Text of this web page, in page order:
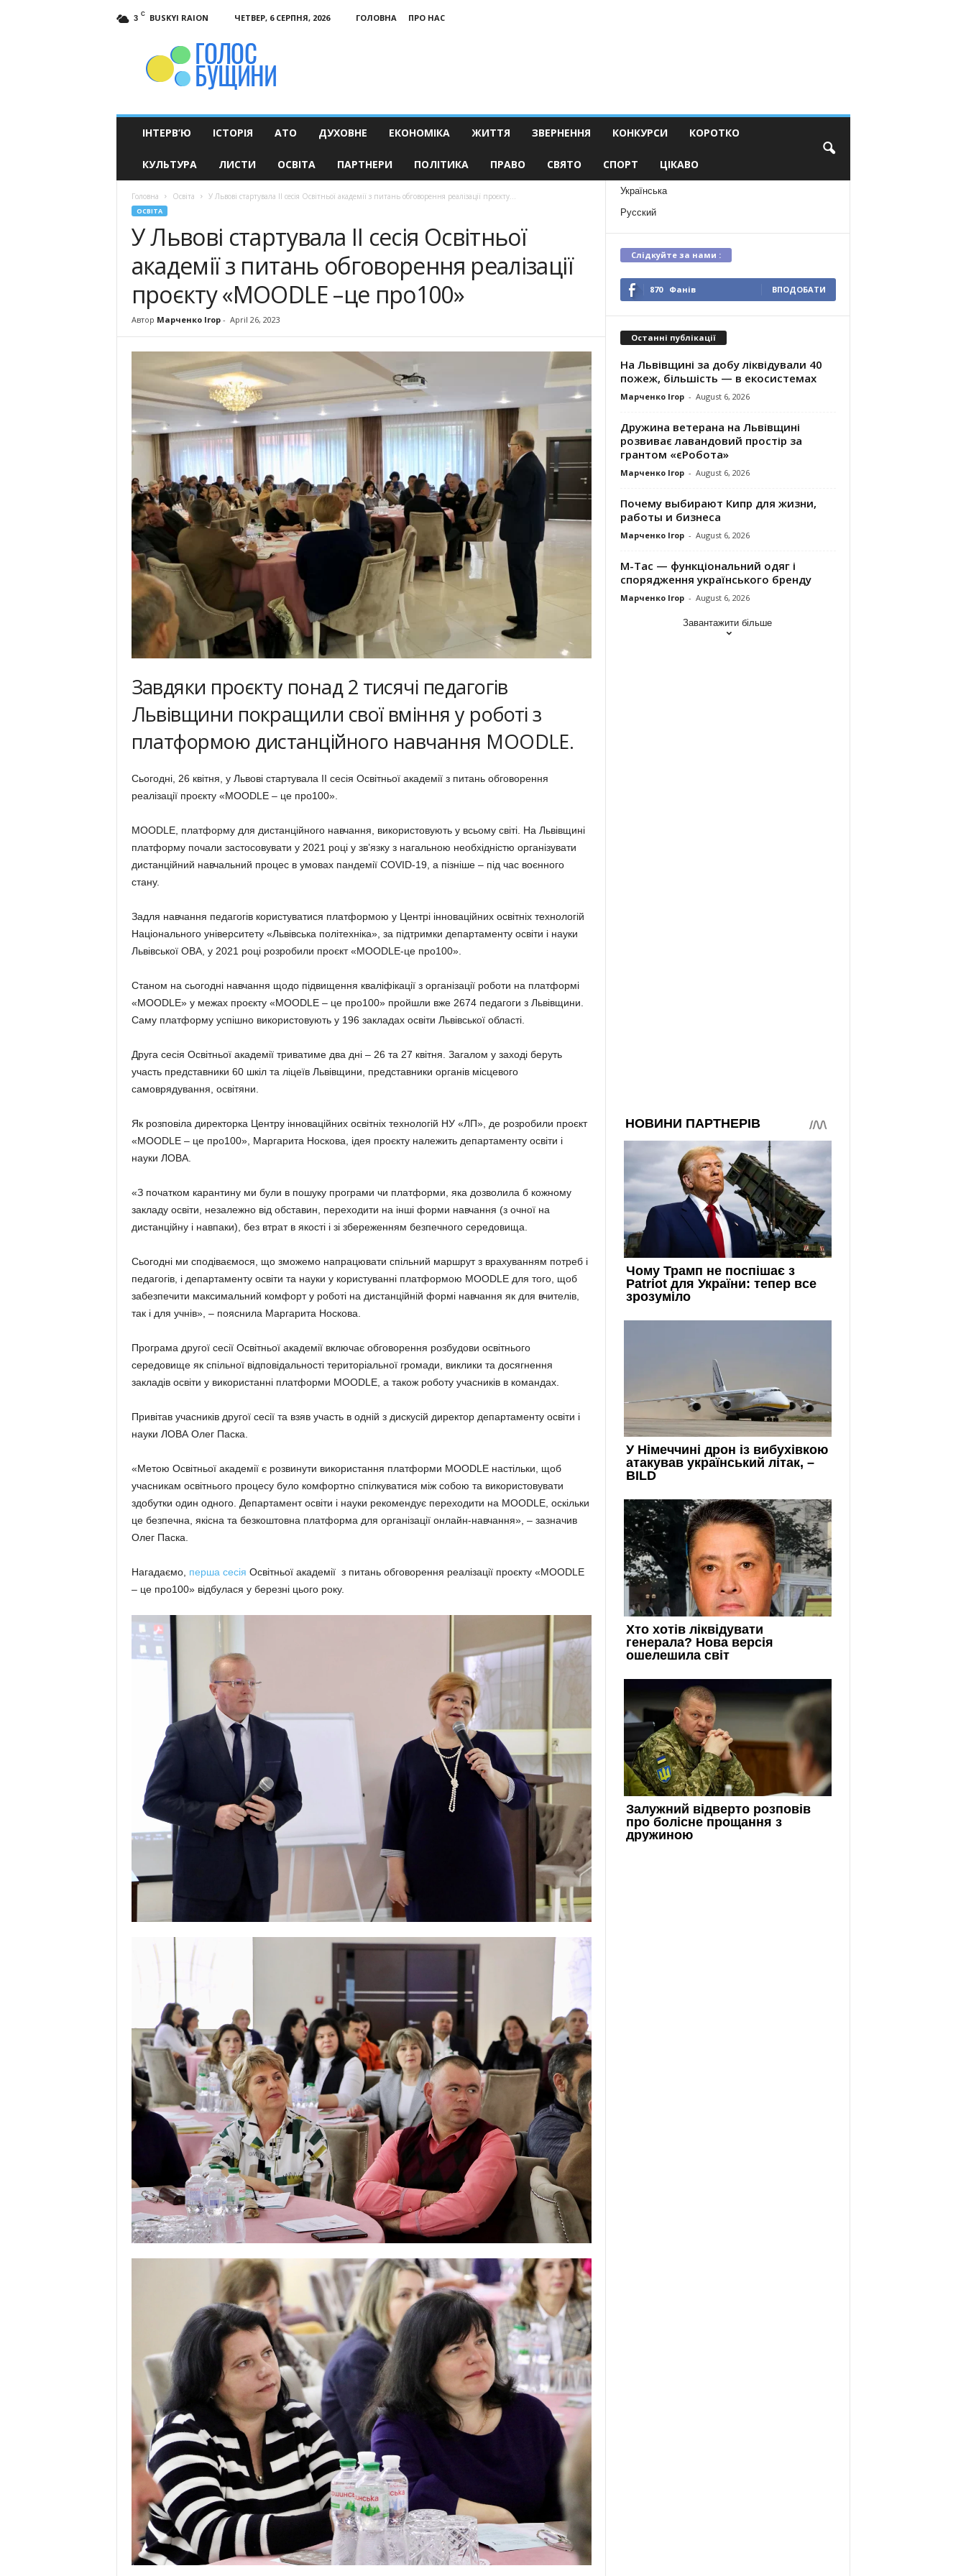
3 C BUSKYI RAION ЧЕТВЕР, 6 СЕРПНЯ, 2026 ГОЛОВНА
ПРО НАС
ІНТЕРВ’Ю ІСТОРІЯ АТО ДУХОВНЕ ЕКОНОМІКА ЖИТТЯ ЗВЕРНЕННЯ КОНКУРСИ КОРОТКО
КУЛЬТУРА ЛИСТИ ОСВІТА ПАРТНЕРИ ПОЛІТИКА ПРАВО СВЯТО СПОРТ ЦІКАВО
Головна Освіта У Львові стартувала ІІ сесія Освітньої академії з питань обговорення реалізації проєкту...
ОСВІТА
У Львові стартувала ІІ сесія Освітньої
академії з питань обговорення реалізації
проєкту «MOODLE –це про100»
Автор Марченко Ігор- April 26, 2023
Завдяки проєкту понад 2 тисячі педагогів
Львівщини покращили свої вміння у роботі з
платформою дистанційного навчання MOODLE.
Сьогодні, 26 квітня, у Львові стартувала ІІ сесія Освітньої академії з питань обговорення
реалізації проєкту «MOODLE – це про100».
MOODLE, платформу для дистанційного навчання, використовують у всьому світі. На Львівщині
платформу почали застосовувати у 2021 році у зв’язку з нагальною необхідністю організувати
дистанційний навчальний процес в умовах пандемії COVID-19, а пізніше – під час воєнного
стану.
Задля навчання педагогів користуватися платформою у Центрі інноваційних освітніх технологій
Національного університету «Львівська політехніка», за підтримки департаменту освіти і науки
Львівської ОВА, у 2021 році розробили проєкт «MOODLE-це про100».
Станом на сьогодні навчання щодо підвищення кваліфікації з організації роботи на платформі
«MOODLE» у межах проєкту «MOODLE – це про100» пройшли вже 2674 педагоги з Львівщини.
Саму платформу успішно використовують у 196 закладах освіти Львівської області.
Друга сесія Освітньої академії триватиме два дні – 26 та 27 квітня. Загалом у заході беруть
участь представники 60 шкіл та ліцеїв Львівщини, представники органів місцевого
самоврядування, освітяни.
Як розповіла директорка Центру інноваційних освітніх технологій НУ «ЛП», де розробили проєкт
«MOODLE – це про100», Маргарита Носкова, ідея проєкту належить департаменту освіти і
науки ЛОВА.
«З початком карантину ми були в пошуку програми чи платформи, яка дозволила б кожному
закладу освіти, незалежно від обставин, переходити на інші форми навчання (з очної на
дистанційну і навпаки), без втрат в якості і зі збереженням безпечного середовища.
Сьогодні ми сподіваємося, що зможемо напрацювати спільний маршрут з врахуванням потреб і
педагогів, і департаменту освіти та науки у користуванні платформою MOODLE для того, щоб
забезпечити максимальний комфорт у роботі на дистанційній формі навчання як для вчителів,
так і для учнів», – пояснила Маргарита Носкова.
Програма другої сесії Освітньої академії включає обговорення розбудови освітнього
середовище як спільної відповідальності територіальної громади, виклики та досягнення
закладів освіти у використанні платформи MOODLE, а також роботу учасників в командах.
Привітав учасників другої сесії та взяв участь в одній з дискусій директор департаменту освіти і
науки ЛОВА Олег Паска.
«Метою Освітньої академії є розвинути використання платформи MOODLE настільки, щоб
учасникам освітнього процесу було комфортно спілкуватися між собою та використовувати
здобутки один одного. Департамент освіти і науки рекомендує переходити на MOODLE, оскільки
це безпечна, якісна та безкоштовна платформа для організації онлайн-навчання», – зазначив
Олег Паска.
Нагадаємо, перша сесія Освітньої академії з питань обговорення реалізації проєкту «MOODLE
– це про100» відбулася у березні цього року.
Українська
Русский
Слідкуйте за нами :
870 Фанів ВПОДОБАТИ
Останні публікації
На Львівщині за добу ліквідували 40
пожеж, більшість — в екосистемах
Марченко Ігор - August 6, 2026
Дружина ветерана на Львівщині
розвиває лавандовий простір за
грантом «єРобота»
Марченко Ігор - August 6, 2026
Почему выбирают Кипр для жизни,
работы и бизнеса
Марченко Ігор - August 6, 2026
M-Tac — функціональний одяг і
спорядження українського бренду
Марченко Ігор - August 6, 2026
Завантажити більше